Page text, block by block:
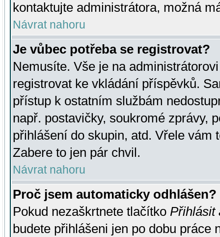
kontaktujte administrátora, možná
Návrat nahoru
Je vůbec potřeba se registrovat?
Nemusíte. Vše je na
registrovat ke vkládání příspěvků.
přístup k ostatním službám
např. postavičky, soukromé zprávy,
přihlášení do skupin, atd. Vřele vám
Zabere to jen pár chvil.
Návrat nahoru
Proč jsem automaticky odhlášen?
Pokud nezaškrtnete tlačítko Přihlásit
budete přihlášeni jen po dobu práce